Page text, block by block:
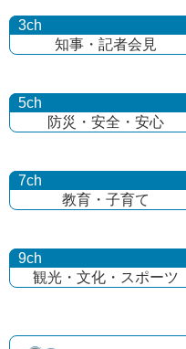
3ch
知事・記者会見
5ch
防災・安全・安心
7ch
教育・子育て
9ch
観光・文化・ スポーツ